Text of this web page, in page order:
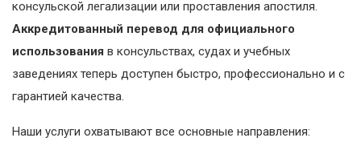
консульской легализации или проставления апостиля.
Аккредитованный перевод для официального
использования в консульствах, судах и учебных
заведениях теперь доступен быстро, профессионально и с
гарантией качества.
Наши услуги охватывают все основные направления: